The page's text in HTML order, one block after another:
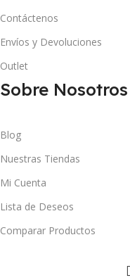
Contáctenos
Envíos y Devoluciones
Outlet
Sobre Nosotros
Blog
Nuestras Tiendas
Mi Cuenta
Lista de Deseos
Comparar Productos